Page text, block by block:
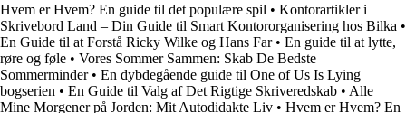
Hvem er Hvem? En guide til det populære spil • Kontorartikler i
Skrivebord Land – Din Guide til Smart Kontororganisering hos Bilka •
En Guide til at Forstå Ricky Wilke og Hans Far• En guide til at lytte,
røre og føle • Vores Sommer Sammen: Skab De Bedste
Sommerminder• En dybdegående guide til One of Us Is Lying
bogserien • En Guide til Valg af Det Rigtige Skriveredskab • Alle
Mine Morgener på Jorden: Mit Autodidakte Liv • Hvem er Hvem? En